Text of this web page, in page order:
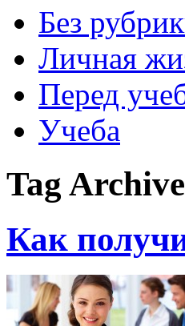
Без
Личная
Перед
Учеба
Tag
Как